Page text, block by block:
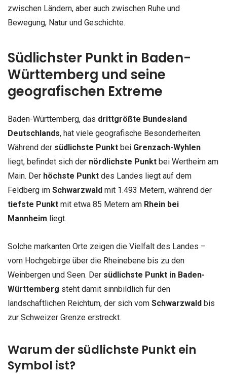
zwischen Ländern, aber auch zwischen Ruhe und
Bewegung, Natur und Geschichte.
Südlichster Punkt in Baden-
Württemberg und seine
geografischen Extreme
Baden-Württemberg, das drittgrößte Bundesland
Deutschlands, hat viele geografische Besonderheiten.
Während der südlichste Punkt bei Grenzach-Wyhlen
liegt, befindet sich der nördlichste Punkt bei Wertheim am
Main. Der höchste Punkt des Landes liegt auf dem
Feldberg im Schwarzwald mit 1.493 Metern, während der
tiefste Punkt mit etwa 85 Metern am Rhein bei
Mannheim liegt.
Solche markanten Orte zeigen die Vielfalt des Landes –
vom Hochgebirge über die Rheinebene bis zu den
Weinbergen und Seen. Der südlichste Punkt in Baden-
Württemberg steht damit sinnbildlich für den
landschaftlichen Reichtum, der sich vom Schwarzwald bis
zur Schweizer Grenze erstreckt.
Warum der südlichste Punkt ein
Symbol ist?